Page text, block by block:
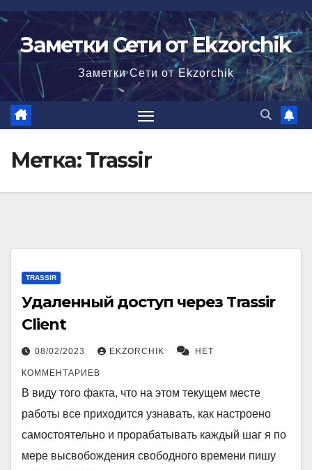
Перейти
содержимому
Заметки Сети от Ekzorchik
Заметки Сети от Ekzorchik
Метка:Trassir
TRASSIR
Удаленный доступ через Trassir
Client
08/02/2023 EKZORCHIK НЕТ
КОММЕНТАРИЕВ
В виду того факта, что на этом текущем месте
работы все приходится узнавать, как настроено
самостоятельно и прорабатывать каждый шаг я по
мере высвобождения свободного времени пишу